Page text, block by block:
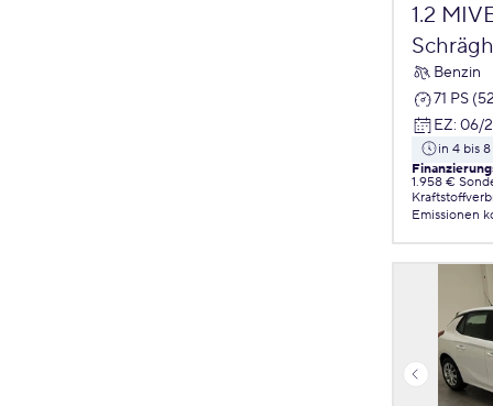
1.2
Benzin
71 PS
EZ: 06/
in 4 bis
1.958 €
Emissionen